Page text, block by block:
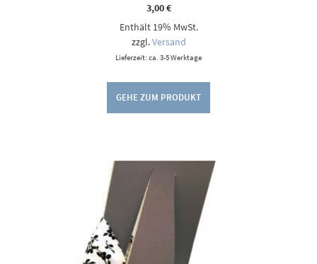
3,00€
Enthält 19% MwSt.
zzgl.Versand
Lieferzeit: ca. 3-5 Werktage
GEHE ZUM PRODUKT